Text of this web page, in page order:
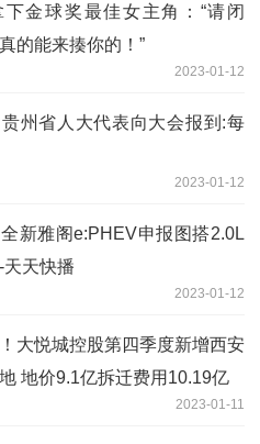
金球奖最佳女主角：“请闭
的能来揍你的！”
2023-01-12
贵州省人大代表向大会报到:每
2023-01-12
新雅阁e:PHEV申报图搭2.0L
天快播
2023-01-12
大悦城控股第四季度新增西安
地价9.1亿拆迁费用10.19亿
2023-01-11